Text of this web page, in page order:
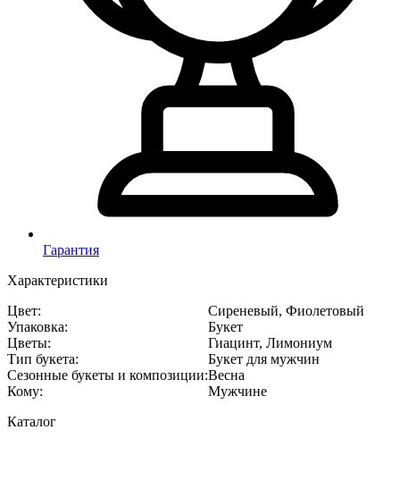
Гарантия
Характеристики
Цвет:
Сиреневый, Фиолетовый
Упаковка:
Букет
Цветы:
Гиацинт, Лимониум
Тип букета:
Букет для мужчин
Сезонные букеты и композиции:Весна
Кому:
Мужчине
Каталог